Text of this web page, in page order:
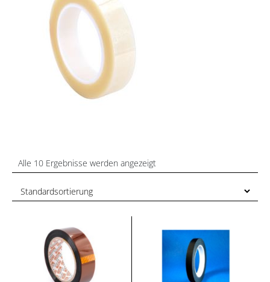
Alle 10 Ergebnisse werden angezeigt